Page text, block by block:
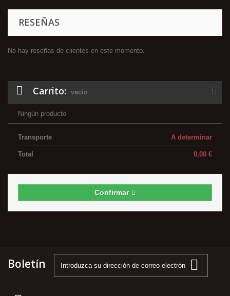
RESEÑAS
No hay reseñas de clientes en este momento.
Carrito: vacío
Ningún producto
A determinar
Transporte
0,00 €
Total
Confirmar
Boletín